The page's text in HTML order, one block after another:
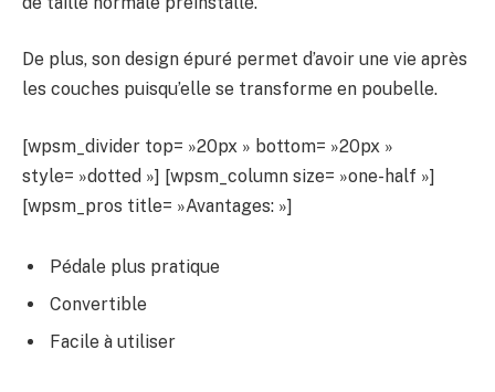
De plus, son design épuré permet d’avoir une vie après
les couches puisqu’elle se transforme en poubelle.
[wpsm_divider top= »20px » bottom= »20px »
style= »dotted »] [wpsm_column size= »one-half »]
[wpsm_pros title= »Avantages: »]
Pédale plus pratique
Convertible
Facile à utiliser